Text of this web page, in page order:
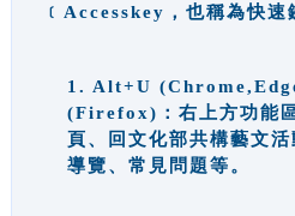
﹝Accesskey，也稱為快速
1. Alt+U
(Firefox)：右上方功能
頁、回文化部共構藝文
導覽、常見問題等。